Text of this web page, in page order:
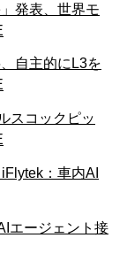
発表、世界モ
自主的にL3を
スコックピッ
：車内AI
エージェント接